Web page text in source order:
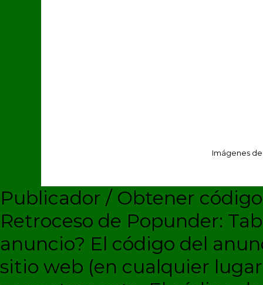
Imágenes
Publicador / Obtener
Retroceso de Popunder:
anuncio? El código del
sitio web (en cualquier